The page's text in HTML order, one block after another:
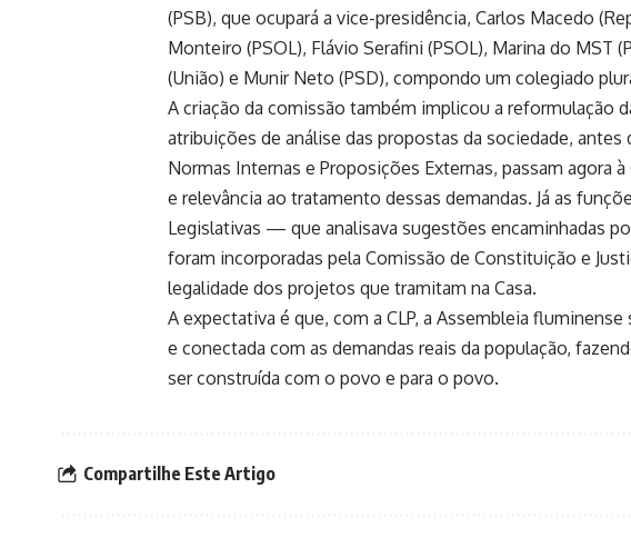
(PSB), que ocupará a vice-presidência, Carlos Macedo
Monteiro (PSOL), Flávio Serafini (PSOL), Marina do MST
(União) e Munir Neto (PSD), compondo um colegiado
A criação da comissão também implicou a reformulação
atribuições de análise das propostas da sociedade, antes
Normas Internas e Proposições Externas, passam agora
e relevância ao tratamento dessas demandas. Já as
Legislativas — que analisava sugestões encaminhadas
foram incorporadas pela Comissão de Constituição e
legalidade dos projetos que tramitam na Casa.
A expectativa é que, com a CLP, a Assembleia
e conectada com as demandas reais da população,
ser construída com o povo e para o povo.
Compartilhe Este Artigo